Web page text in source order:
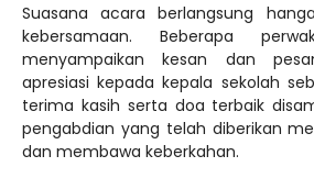
Suasana acara berlangsung
kebersamaan. Beberapa
menyampaikan kesan dan
apresiasi kepada kepala sekolah
terima kasih serta doa terbaik
pengabdian yang telah diberikan
dan membawa keberkahan.